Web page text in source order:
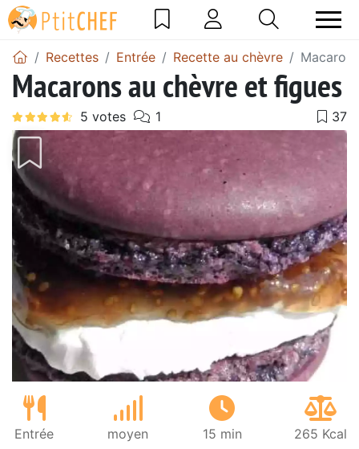
Recettes Entrée Recette au chèvre
Macarons au chèvre et figues
Entrée moyen 15 min 265 Kcal